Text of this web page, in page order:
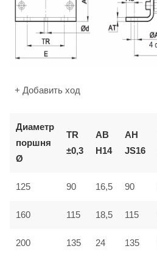
+ Добавить ход
Диаметр
поршня
Ø
TR
±0,3
AB
H14
AH
JS16
125 90 16,5 90
160 115 18,5 115
200 135 24 135